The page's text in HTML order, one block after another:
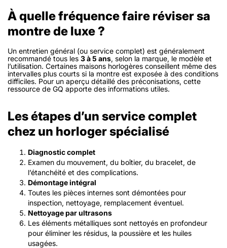
À quelle fréquence faire réviser sa
montre de luxe ?
Un entretien général (ou service complet) est généralement
recommandé tous les 3 à 5 ans, selon la marque, le modèle et
l’utilisation. Certaines maisons horlogères conseillent même des
intervalles plus courts si la montre est exposée à des conditions
difficiles. Pour un aperçu détaillé des préconisations, cette
ressource de GQ apporte des informations utiles.
Les étapes d’un service complet
chez un horloger spécialisé
Diagnostic complet
Examen du mouvement, du boîtier, du bracelet, de
l’étanchéité et des complications.
Démontage intégral
Toutes les pièces internes sont démontées pour
inspection, nettoyage, remplacement éventuel.
Nettoyage par ultrasons
Les éléments métalliques sont nettoyés en profondeur
pour éliminer les résidus, la poussière et les huiles
usagées.